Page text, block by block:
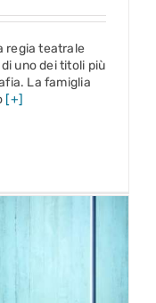
regia teatrale
uno dei titoli più
La famiglia
[+]